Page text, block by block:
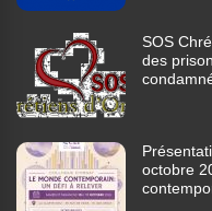
SOS
des
octobre